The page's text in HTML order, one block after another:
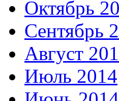
Октябрь
Сентябрь
Август
Июль 2014